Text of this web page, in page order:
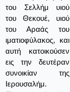
του Σελλήμ υιού
του Θεκουέ, υιού
του Αραάς του
ιματιοφύλακος, και
αυτή κατοικούσεν
εις την δευτέραν
συνοικίαν της
Ιερουσαλήμ.